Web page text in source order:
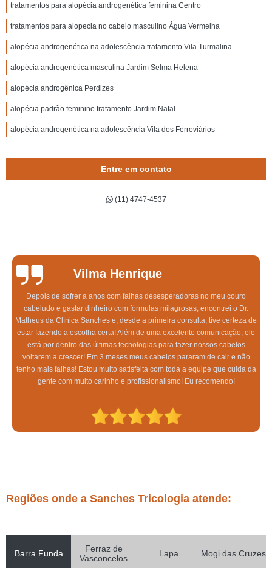
tratamentos para alopécia androgenética feminina Centro
tratamentos para alopecia no cabelo masculino Água Vermelha
alopécia androgenética na adolescência tratamento Vila Turmalina
alopécia androgenética masculina Jardim Selma Helena
alopécia androgênica Perdizes
alopécia padrão feminino tratamento Jardim Natal
alopécia androgenética na adolescência Vila dos Ferroviários
Entre em contato
(11) 4747-4537
Vilma Henrique
Depois de sofrer a anos com falhas desesperadoras no meu couro
cabeludo e gastar dinheiro com fórmulas milagrosas, encontrei o Dr.
Matheus da Clínica Sanches e, desde a primeira consulta, tive certeza de
estar fazendo a escolha certa! Além de uma excelente comunicação, ele
está por dentro das últimas tecnologias para fazer nossos cabelos
voltarem a crescer! Em 3 meses meus cabelos pararam de cair e não
tenho mais falhas! Estou muito satisfeita com toda a equipe que cuida da
gente com muito carinho e profissionalismo! Eu recomendo!
Regiões onde a Sanches Tricologia atende:
Barra Funda
Ferraz de
Vasconcelos
Lapa Mogi das Cruzes